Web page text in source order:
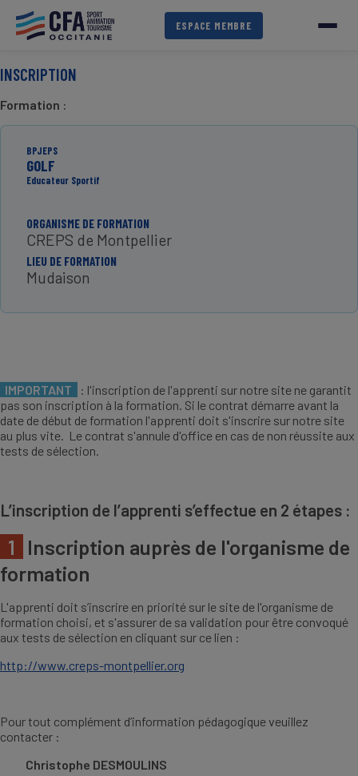
contenu
ESPACE MEMBRE
INSCRIPTION
Formation :
BPJEPS
GOLF
Educateur Sportif
ORGANISME DE FORMATION
CREPS de Montpellier
LIEU DE FORMATION
Mudaison
IMPORTANT
: l'inscription de l'apprenti sur notre site ne garantit
pas son inscription à la formation. Si le contrat démarre avant la
date de début de formation l'apprenti doit s'inscrire sur notre site
au plus vite. Le contrat s'annule d'office en cas de non réussite aux
tests de sélection.
L’inscription de l’apprenti s’effectue en 2 étapes :
1
Inscription auprès de l'organisme de
formation
L'apprenti doit s’inscrire en priorité sur le site de l'organisme de
formation choisi, et s'assurer de sa validation pour être convoqué
aux tests de sélection en cliquant sur ce lien :
http://www.creps-montpellier.org
Pour tout complément d’information pédagogique veuillez
contacter :
Christophe DESMOULINS